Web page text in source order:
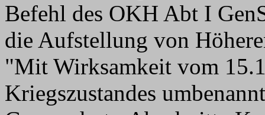
Befehl des OKH Abt I
die Aufstellung von
"Mit Wirksamkeit vom
Kriegszustandes